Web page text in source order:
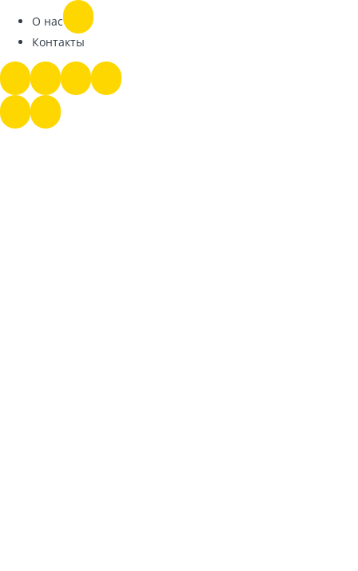
О нас
Контакты